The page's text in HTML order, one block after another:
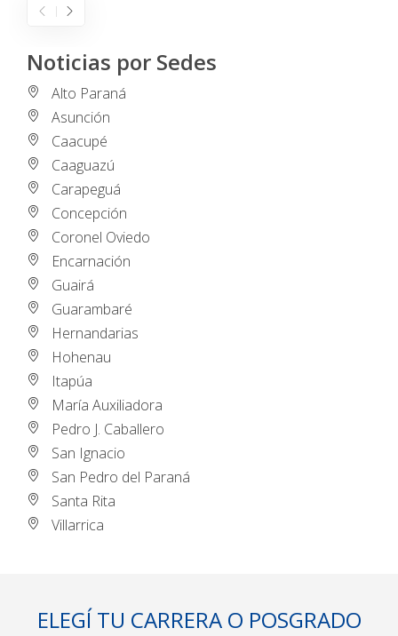
Noticias por Sedes
Alto Paraná
Asunción
Caacupé
Caaguazú
Carapeguá
Concepción
Coronel Oviedo
Encarnación
Guairá
Guarambaré
Hernandarias
Hohenau
Itapúa
María Auxiliadora
Pedro J. Caballero
San Ignacio
San Pedro del Paraná
Santa Rita
Villarrica
ELEGÍ TU CARRERA O POSGRADO